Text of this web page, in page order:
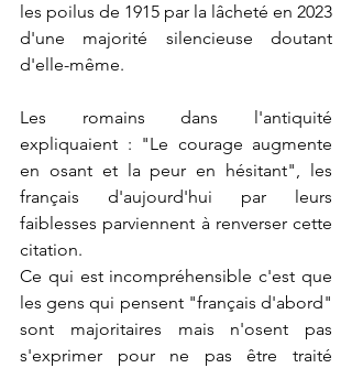
les poilus de 1915 par la lâcheté en 2023
d'une majorité silencieuse doutant
d'elle-même.
Les romains dans l'antiquité
expliquaient : "Le courage augmente
en osant et la peur en hésitant", les
français d'aujourd'hui par leurs
faiblesses parviennent à renverser cette
citation.
Ce qui est incompréhensible c'est que
les gens qui pensent "français d'abord"
sont majoritaires mais n'osent pas
s'exprimer pour ne pas être traité